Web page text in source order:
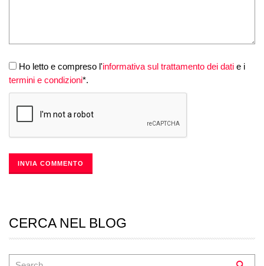
Ho letto e compreso l'informativa sul trattamento dei dati e i
termini e condizioni*.
CERCA NEL BLOG